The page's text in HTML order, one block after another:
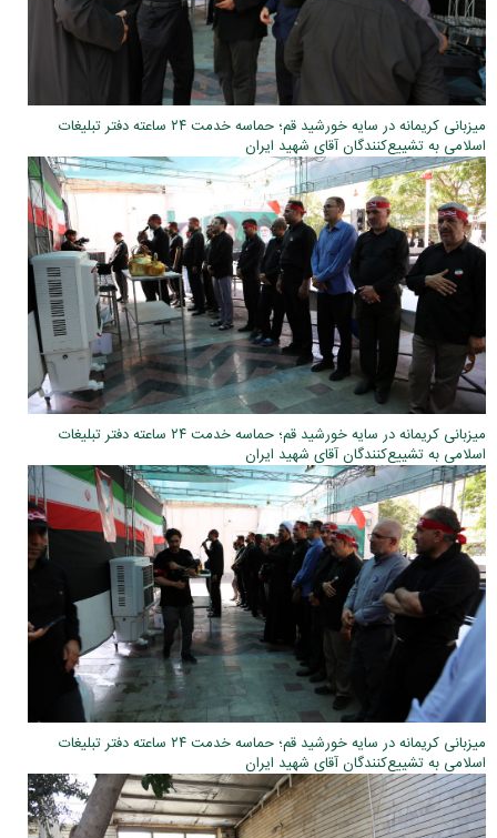
میزبانی کریمانه در سایه خورشید قم؛ حماسه خدمت ۲۴ ساعته دفتر تبلیغات
اسلامی به تشییع‌کنندگان آقای شهید ایران
میزبانی کریمانه در سایه خورشید قم؛ حماسه خدمت ۲۴ ساعته دفتر تبلیغات
اسلامی به تشییع‌کنندگان آقای شهید ایران
میزبانی کریمانه در سایه خورشید قم؛ حماسه خدمت ۲۴ ساعته دفتر تبلیغات
اسلامی به تشییع‌کنندگان آقای شهید ایران